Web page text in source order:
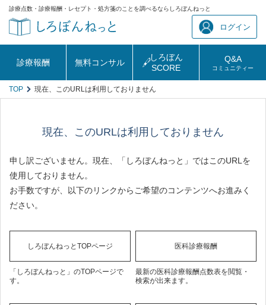
診療点数・診療報酬・レセプト・処方箋のことを調べるならしろぼんねっと
ログイン
診療報酬 無料コンサル
しろぼん
SCORE
Q&A
コミュニティー
TOP 現在、このURLは利用しておりません
現在、このURLは利用しておりません
申し訳ございません。現在、「しろぼんねっと」ではこのURLを
使用しておりません。
お手数ですが、以下のリンクからご希望のコンテンツへお進みく
ださい。
しろぼんねっとTOPページ
「しろぼんねっと」のTOPページで
す。
医科診療報酬
最新の医科診療報酬点数表を閲覧・
検索が出来ます。